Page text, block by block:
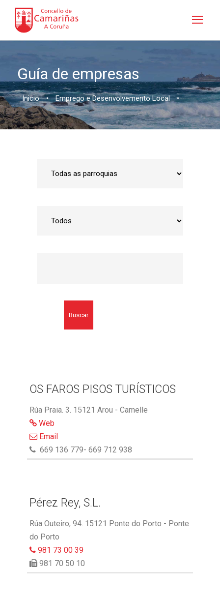
Guía de empresas
Inicio • Emprego e Desenvolvemento Local •
Buscar
OS FAROS PISOS TURÍSTICOS
Rúa Praia. 3. 15121 Arou - Camelle
Web
Email
669 136 779- 669 712 938
Pérez Rey, S.L.
Rúa Outeiro, 94. 15121 Ponte do Porto - Ponte
do Porto
981 73 00 39
981 70 50 10